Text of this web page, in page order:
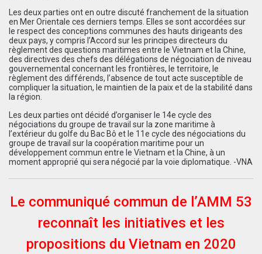
Les deux parties ont en outre discuté franchement de la situation
en Mer Orientale ces derniers temps. Elles se sont accordées sur
le respect des conceptions communes des hauts dirigeants des
deux pays, y compris l’Accord sur les principes directeurs du
règlement des questions maritimes entre le Vietnam et la Chine,
des directives des chefs des délégations de négociation de niveau
gouvernemental concernant les frontières, le territoire, le
règlement des différends, l’absence de tout acte susceptible de
compliquer la situation, le maintien de la paix et de la stabilité dans
la région.
Les deux parties ont décidé d’organiser le 14e cycle des
négociations du groupe de travail sur la zone maritime à
l’extérieur du golfe du Bac Bô et le 11e cycle des négociations du
groupe de travail sur la coopération maritime pour un
développement commun entre le Vietnam et la Chine, à un
moment approprié qui sera négocié par la voie diplomatique. -VNA
Le communiqué commun de l’AMM 53
reconnaît les initiatives et les
propositions du Vietnam en 2020